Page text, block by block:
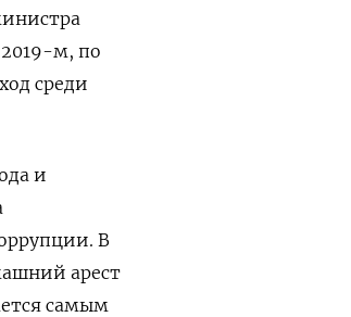
2019-м, по
среди
и
В
арест
самым